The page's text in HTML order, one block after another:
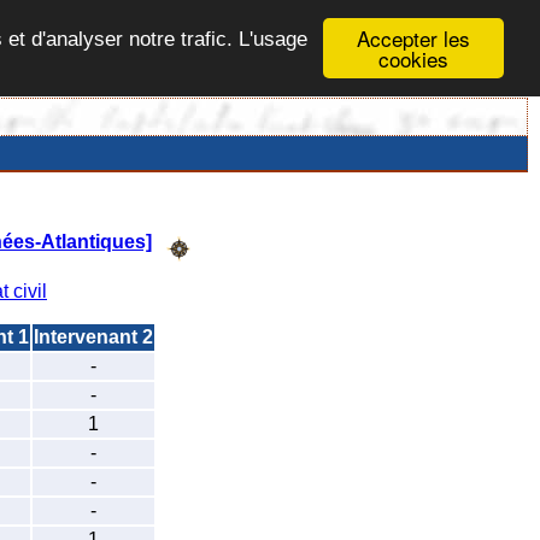
Accepter les
cookies
d'analyser notre trafic. L'usage
Atlantiques]
civil
1 Intervenant 2
-
-
1
-
-
-